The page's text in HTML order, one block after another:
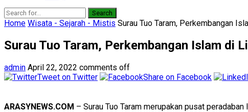
Search
Home Wisata - Sejarah - Mistis Surau Tuo Taram, Perkembangan
Surau Tuo Taram, Perkembangan Islam di
admin April 22, 2022 comments off
Tweet on Twitter
Share on Facebook
ARASYNEWS.COM – Surau Tuo Taram merupakan pusat